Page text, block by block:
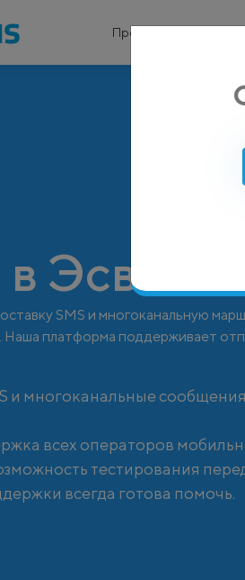
Продукты
Эсватини
SMS и многоканальную
Наша платформа поддерживает
и многоканальные
всех операторов
тестирования
всегда готова помочь.